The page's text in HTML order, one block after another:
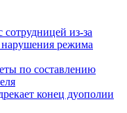
сотрудницей из-за
нарушения режима
по составлению
конец дуополии